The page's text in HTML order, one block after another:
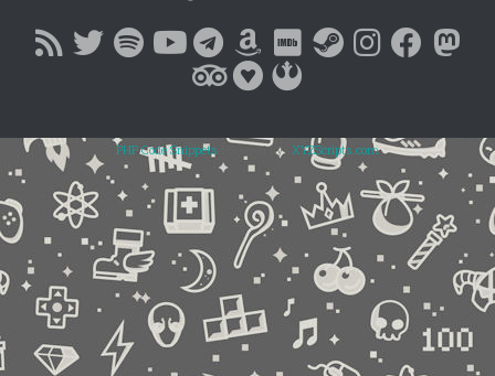
PHP Code Snippets Powered By : XYZScripts.com